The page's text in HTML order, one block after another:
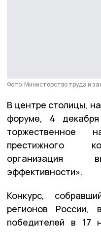
Фото: Министерство труда и
В центре столицы,
форуме, 4
торжественное
престижного
организация
эффективности».
Конкурс,
регионов России,
победителей в 17